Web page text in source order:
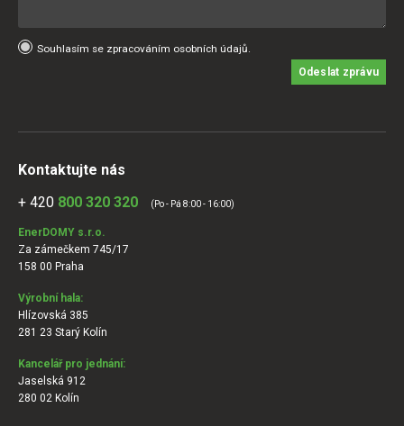
Souhlasím se zpracováním osobních údajů.
Odeslat zprávu
Kontaktujte nás
+ 420 800 320 320 (Po - Pá 8:00 - 16:00)
EnerDOMY s.r.o.
Za zámečkem 745/17
158 00 Praha
Výrobní hala:
Hlízovská 385
281 23 Starý Kolín
Kancelář pro jednání:
Jaselská 912
280 02 Kolín